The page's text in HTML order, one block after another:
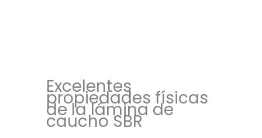
Excelentes
propiedades físicas
de la lámina de
caucho SBR